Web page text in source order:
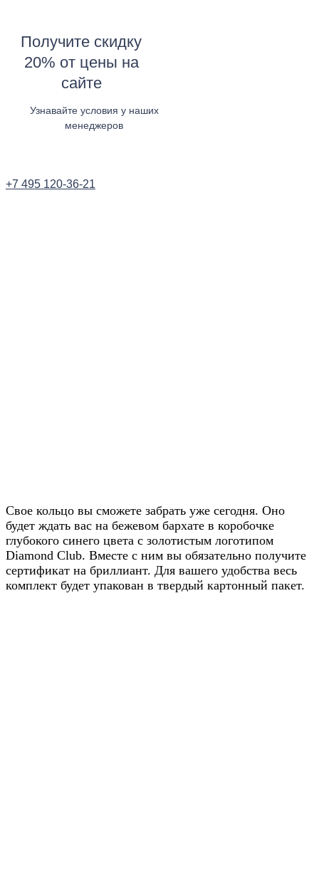
Получите скидку
20% от цены на
сайте
Узнавайте условия у наших
менеджеров
+7 495 120-36-21
Свое кольцо вы сможете забрать уже сегодня. Оно
будет ждать вас на бежевом бархате в коробочке
глубокого синего цвета с золотистым логотипом
Diamond Club. Вместе с ним вы обязательно получите
сертификат на бриллиант. Для вашего удобства весь
комплект будет упакован в твердый картонный пакет.